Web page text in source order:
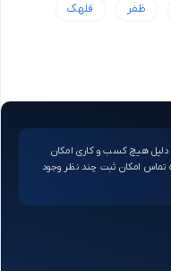
ظفر قلهک
هیچ کسب و کاری امکان
تماس امکان ثبت چند نظر وجود